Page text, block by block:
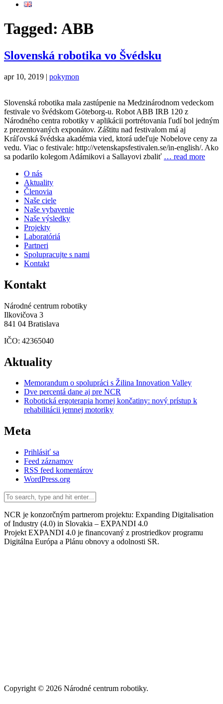
Tagged: ABB
Slovenská robotika vo Švédsku
apr 10, 2019 | pokymon
Slovenská robotika mala zastúpenie na Medzinárodnom vedeckom
festivale vo švédskom Göteborg-u. Robot ABB IRB 120 z
Národného centra robotiky v aplikácii portrétovania ľudí bol jedným
z prezentovaných exponátov. Záštitu nad festivalom má aj
Kráľovská švédska akadémia vied, ktorá udeľuje Nobelove ceny za
vedu. Viac o festivale: http://vetenskapsfestivalen.se/in-english/. Ako
sa podarilo kolegom Adámikovi a Sallayovi zbaliť … read more
O nás
Aktuality
Členovia
Naše ciele
Naše vybavenie
Naše výsledky
Projekty
Laboratóriá
Partneri
Spolupracujte s nami
Kontakt
Kontakt
Národné centrum robotiky
Ilkovičova 3
841 04 Bratislava
IČO: 42365040
Aktuality
Memorandum o spolupráci s Žilina Innovation Valley
Dve percentá dane aj pre NCR
Robotická ergoterapia hornej končatiny: nový prístup k
rehabilitácii jemnej motoriky
Meta
Prihlásiť sa
Feed záznamov
RSS feed komentárov
WordPress.org
NCR je konzorčným partnerom projektu: Expanding Digitalisation
of Industry (4.0) in Slovakia – EXPANDI 4.0
Projekt EXPANDI 4.0 je financovaný z prostriedkov programu
Digitálna Európa a Plánu obnovy a odolnosti SR.
Copyright © 2026 Národné centrum robotiky.